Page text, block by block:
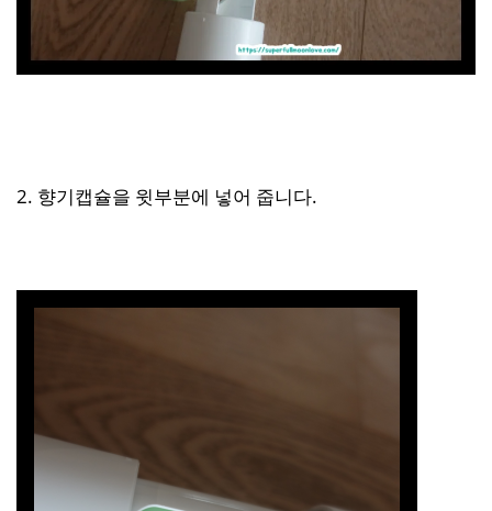
2. 향기캡슐을 윗부분에 넣어 줍니다.